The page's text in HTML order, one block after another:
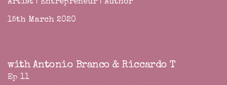
Artist | Entrepreneur | Author
15th March 2020
with Antonio Branco & Riccardo T
Ep 11